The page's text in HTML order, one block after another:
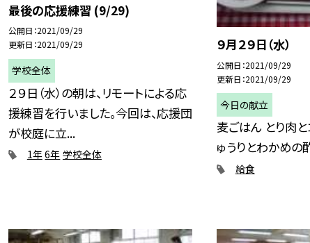
最後の応援練習 (9/29)
公開日 2021/09/29
更新日 2021/09/29
学校全体
２９日（水）の朝は、リモートによる応
援練習を行いました。今回は、応援団
が校庭に立...
1年6年 学校全体
９月２９日（水）
公開日 2021/09/29
更新日 2021/09/29
今日の献立
麦ごはん とり肉
ゅうりとわかめの
給食